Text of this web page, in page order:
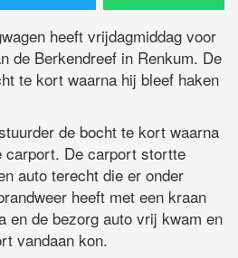
heeft vrijdagmiddag voor
de Berkendreef in Renkum. De
te kort waarna hij bleef haken
de bocht te kort waarna
carport. De carport stortte
auto terecht die er onder
heeft met een kraan
en de bezorg auto vrij kwam en
vandaan kon.